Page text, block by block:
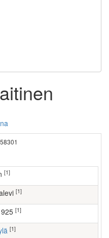
[1]
[1]
[1]
[1]